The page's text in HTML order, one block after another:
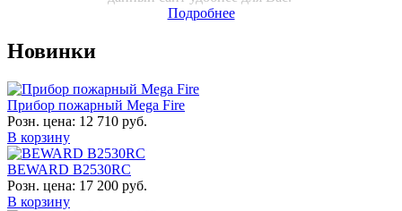
Подробнее
Новинки
Прибор пожарный Mega Fire
Розн. цена: 12 710 руб.
В корзину
BEWARD B2530RC
Розн. цена: 17 200 руб.
В корзину